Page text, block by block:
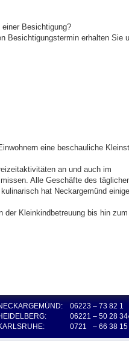
einer Besichtigung?
Besichtigungstermin erhalten Sie
eine beschauliche
an und auch im
Alle Geschäfte des
hat Neckargemünd
Kleinkindbetreuung bis hin zum
06223 – 73 82 1
06221 – 50 28
0721 – 66 38